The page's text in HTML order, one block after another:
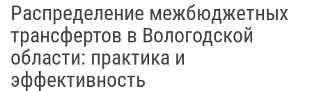
Распределение межбюджетных
трансфертов в Вологодской
области: практика и
эффективность